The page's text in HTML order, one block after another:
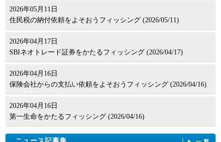
2026年05月11日
住民税の納付依頼をよそおうフィッシング (2026/05/11)
2026年04月17日
SBIネオトレード証券をかたるフィッシング (2026/04/17)
2026年04月16日
保険会社からの支払い依頼をよそおうフィッシング (2026/04/16)
2026年04月16日
第一生命をかたるフィッシング (2026/04/16)